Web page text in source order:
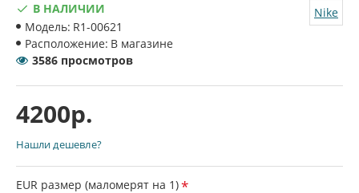
4200р.
В НАЛИЧИИ
Модель: R1-00621
Расположение: В магазине
Nike
3586 просмотров
EUR размер (маломерят на 1)
Нашли дешевле?